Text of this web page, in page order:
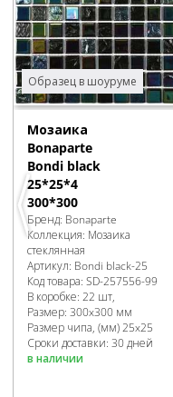
Образец в шоуруме
Мозаика
Bonaparte
Bondi black
25*25*4
300*300
Бренд: Bonaparte
Коллекция: Мозаика
стеклянная
Артикул: Bondi black-25
Код товара: SD-257556-99
В коробке: 22 шт,
Размер: 300x300 мм
Размер чипа, (мм)25x25
Сроки доставки: 30 дней
в наличии